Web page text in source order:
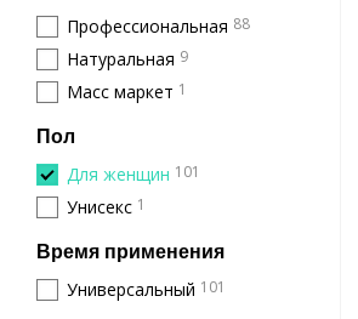
Профессиональная 88
Натуральная 9
Масс маркет 1
Пол
Для женщин 101
Унисекс 1
Время применения
Универсальный 101